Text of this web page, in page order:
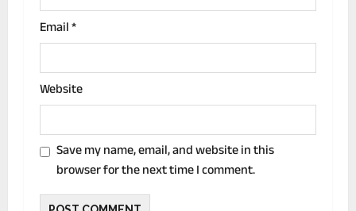
Email*
Website
Save my name, email, and website in this
browser for the next time I comment.